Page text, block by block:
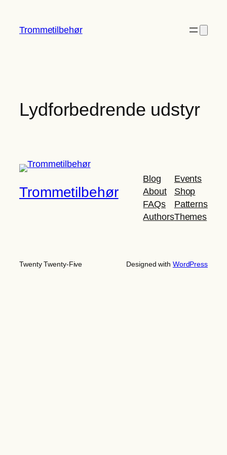
indhold
Trommetilbehør
Lydforbedrende udstyr
Trommetilbehør
Blog
About
FAQs
Authors
Events
Shop
Patterns
Themes
Twenty Twenty-Five Designed with WordPress